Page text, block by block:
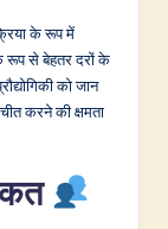
के रूप में
रूप से बेहतर दरों के
को जान
करने की क्षमता